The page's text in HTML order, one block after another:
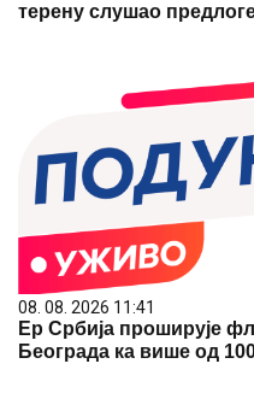
терену слушао
08. 08. 2026 11:41
Ер Србија проширује
Београда ка више од